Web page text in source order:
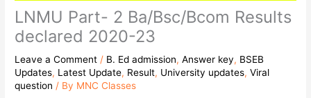
LNMU Part- 2 Ba/Bsc/Bcom Results
declared 2020-23
Leave a Comment / B. Ed admission,Answer key, BSEB
Updates, Latest Update, Result, University updates,Viral
question / By MNC Classes